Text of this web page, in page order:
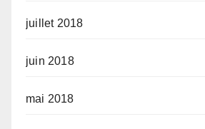
juillet 2018
juin 2018
mai 2018